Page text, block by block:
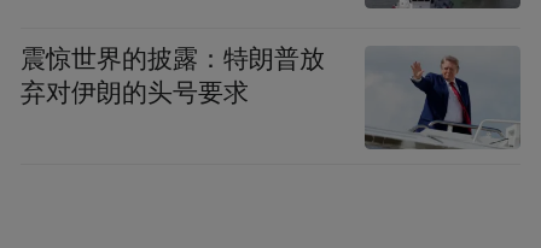
值得关注的是，步长制药销售费用一直居高
不下。2020年半年报显示，上半年步长制药
实现营业收入70.35亿元，同比增长9.85%；
震惊世界的披露：特朗普放
弃对伊朗的头号要求